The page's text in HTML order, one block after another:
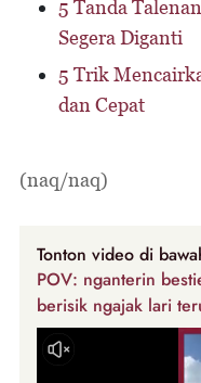
5 Tanda
Segera Diganti
5 Trik
dan Cepat
(naq/naq)
Tonton video di
POV: nganterin
berisik ngajak lari